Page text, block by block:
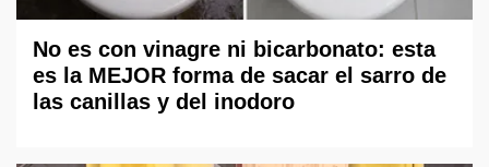
No es con vinagre ni bicarbonato: esta
es la MEJOR forma de sacar el sarro de
las canillas y del inodoro